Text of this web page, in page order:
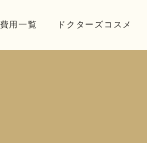
費用一覧 ドクターズコスメ